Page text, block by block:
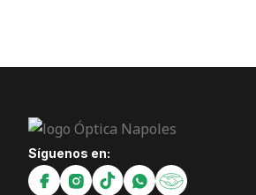
Síguenos en: